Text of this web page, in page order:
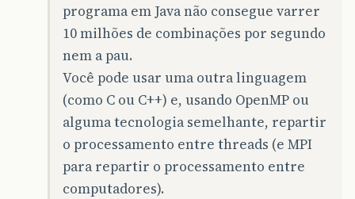
programa em Java não consegue varrer
10 milhões de combinações por segundo
nem a pau.
Você pode usar uma outra linguagem
(como C ou C++) e, usando OpenMP ou
alguma tecnologia semelhante, repartir
o processamento entre threads (e MPI
para repartir o processamento entre
computadores).